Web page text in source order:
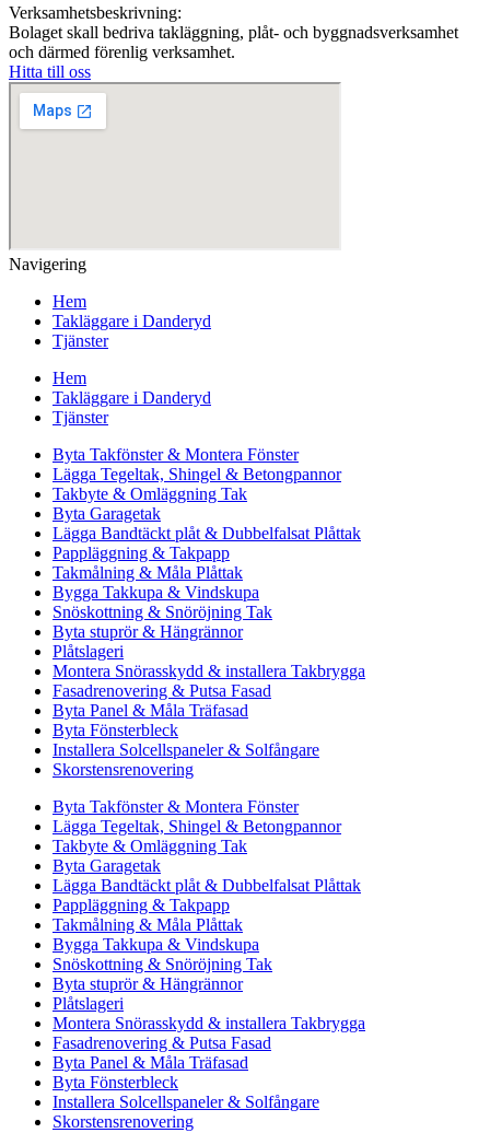
Verksamhetsbeskrivning:
Bolaget skall bedriva takläggning, plåt- och byggnadsverksamhet
och därmed förenlig verksamhet.
Hitta till oss
Navigering
Hem
Takläggare i Danderyd
Tjänster
Hem
Takläggare i Danderyd
Tjänster
Byta Takfönster & Montera Fönster
Lägga Tegeltak, Shingel & Betongpannor
Takbyte & Omläggning Tak
Byta Garagetak
Lägga Bandtäckt plåt & Dubbelfalsat Plåttak
Pappläggning & Takpapp
Takmålning & Måla Plåttak
Bygga Takkupa & Vindskupa
Snöskottning & Snöröjning Tak
Byta stuprör & Hängrännor
Plåtslageri
Montera Snörasskydd & installera Takbrygga
Fasadrenovering & Putsa Fasad
Byta Panel & Måla Träfasad
Byta Fönsterbleck
Installera Solcellspaneler & Solfångare
Skorstensrenovering
Byta Takfönster & Montera Fönster
Lägga Tegeltak, Shingel & Betongpannor
Takbyte & Omläggning Tak
Byta Garagetak
Lägga Bandtäckt plåt & Dubbelfalsat Plåttak
Pappläggning & Takpapp
Takmålning & Måla Plåttak
Bygga Takkupa & Vindskupa
Snöskottning & Snöröjning Tak
Byta stuprör & Hängrännor
Plåtslageri
Montera Snörasskydd & installera Takbrygga
Fasadrenovering & Putsa Fasad
Byta Panel & Måla Träfasad
Byta Fönsterbleck
Installera Solcellspaneler & Solfångare
Skorstensrenovering